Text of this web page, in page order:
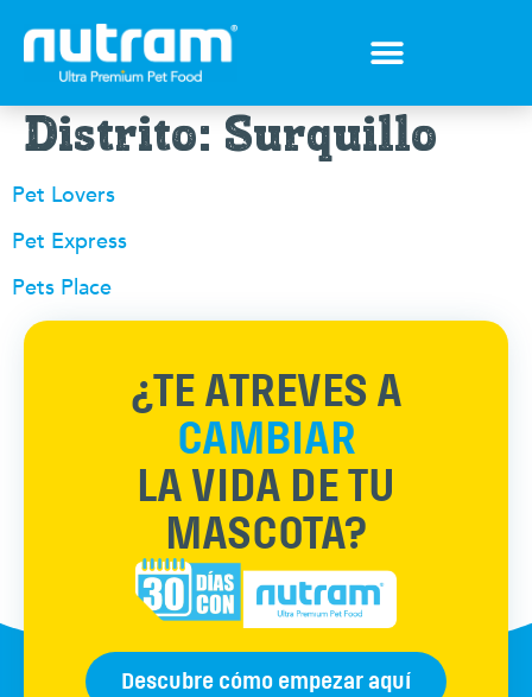
Distrito: Surquillo
Pet Lovers
Pet Express
Pets Place
¿TE ATREVES A
CAMBIAR
LA VIDA DE TU
MASCOTA?
Descubre cómo empezar aquí